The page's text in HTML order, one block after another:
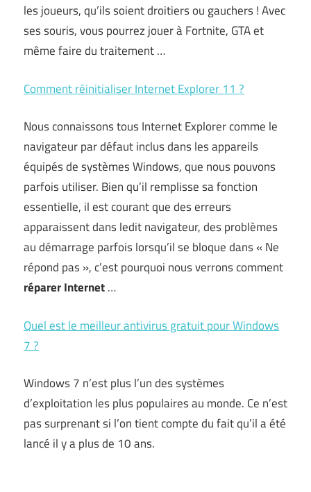
les joueurs, qu’ils soient droitiers ou gauchers ! Avec
ses souris, vous pourrez jouer à Fortnite, GTA et
même faire du traitement …
Comment réinitialiser Internet Explorer 11 ?
Nous connaissons tous Internet Explorer comme le
navigateur par défaut inclus dans les appareils
équipés de systèmes Windows, que nous pouvons
parfois utiliser. Bien qu’il remplisse sa fonction
essentielle, il est courant que des erreurs
apparaissent dans ledit navigateur, des problèmes
au démarrage parfois lorsqu’il se bloque dans « Ne
répond pas », c’est pourquoi nous verrons comment
réparer Internet…
Quel est le meilleur antivirus gratuit pour Windows
7 ?
Windows 7 n’est plus l’un des systèmes
d’exploitation les plus populaires au monde. Ce n’est
pas surprenant si l’on tient compte du fait qu’il a été
lancé il y a plus de 10 ans.